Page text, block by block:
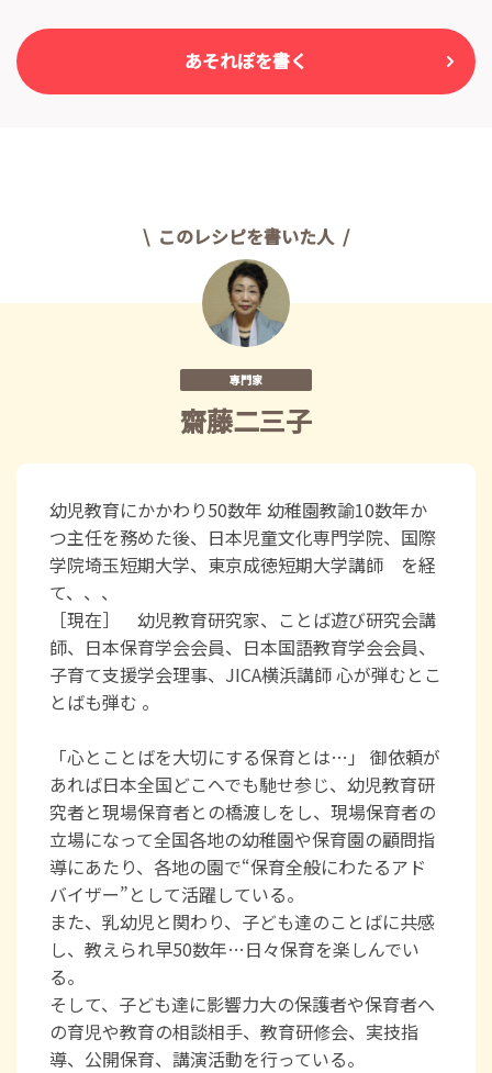
あそれぽを書く
このレシピを書いた人
専門家
齋藤二三子
幼児教育にかかわり50数年 幼稚園教諭10数年か
つ主任を務めた後、日本児童文化専門学院、国際
学院埼玉短期大学、東京成徳短期大学講師 を経
て、、、
［現在］ 幼児教育研究家、ことば遊び研究会講
師、日本保育学会会員、日本国語教育学会会員、
子育て支援学会理事、JICA横浜講師 心が弾むとこ
とばも弾む 。
「心とことばを大切にする保育とは…」 御依頼が
あれば日本全国どこへでも馳せ参じ、幼児教育研
究者と現場保育者との橋渡しをし、現場保育者の
立場になって全国各地の幼稚園や保育園の顧問指
導にあたり、各地の園で“保育全般にわたるアド
バイザー”として活躍している。
また、乳幼児と関わり、子ども達のことばに共感
し、教えられ早50数年…日々保育を楽しんでい
る。
そして、子ども達に影響力大の保護者や保育者へ
の育児や教育の相談相手、教育研修会、実技指
導、公開保育、講演活動を行っている。